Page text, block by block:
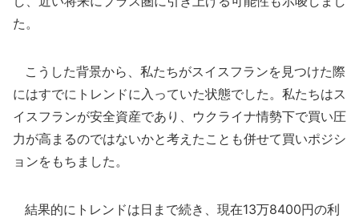
た。
こうした背景から、私たちがスイスフランを見つけた際
にはすでにトレンドに入っていた状態でした。私たちはス
イスフランが安全資産であり、ウクライナ情勢下で買い圧
力が高まるのではないかと考えたことも併せて買いポジシ
ョンをもちました。
結果的にトレンドは日まで続き、現在13万8400円の利